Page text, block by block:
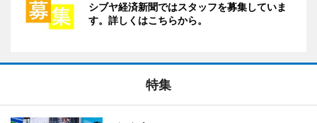
シブヤ経済新聞ではスタッフを募集していま
す。詳しくはこちらから。
特集